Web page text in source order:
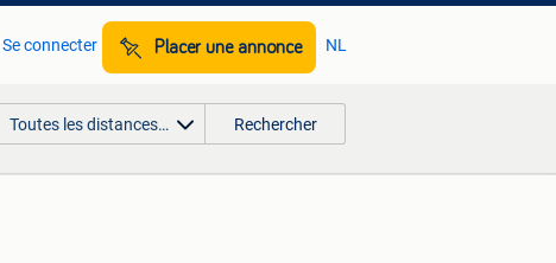
Se connecter Placer une annonce NL
Toutes les distances… Rechercher